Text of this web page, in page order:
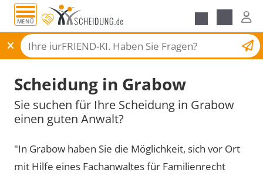
MENÜ
Scheidungsantrag
Scheidung in Grabow
Sie suchen für Ihre Scheidung in Grabow
einen guten Anwalt?
"In Grabow haben Sie die Möglichkeit, sich vor Ort
mit Hilfe eines Fachanwaltes für Familienrecht